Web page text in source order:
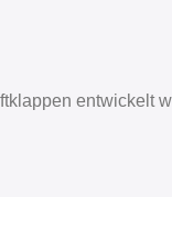
entwickelt